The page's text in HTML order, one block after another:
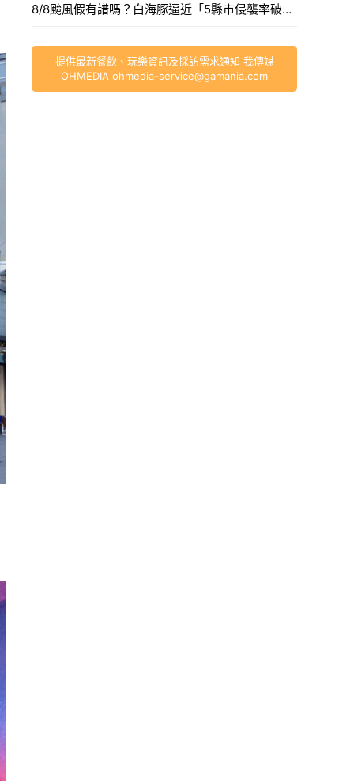
8/8颱風假有譜嗎？白海豚逼近「5縣市侵襲率破40%」，氣象署最快今發海警。
提供最新餐飲、玩樂資訊及採訪需求通知 我傳媒
OHMEDIA ohmedia-service@gamania.com